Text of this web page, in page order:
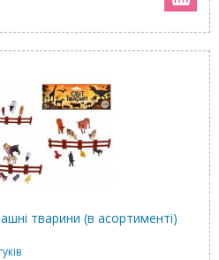
тварини (в асортименті)